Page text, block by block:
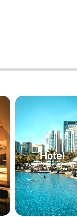
Hotel